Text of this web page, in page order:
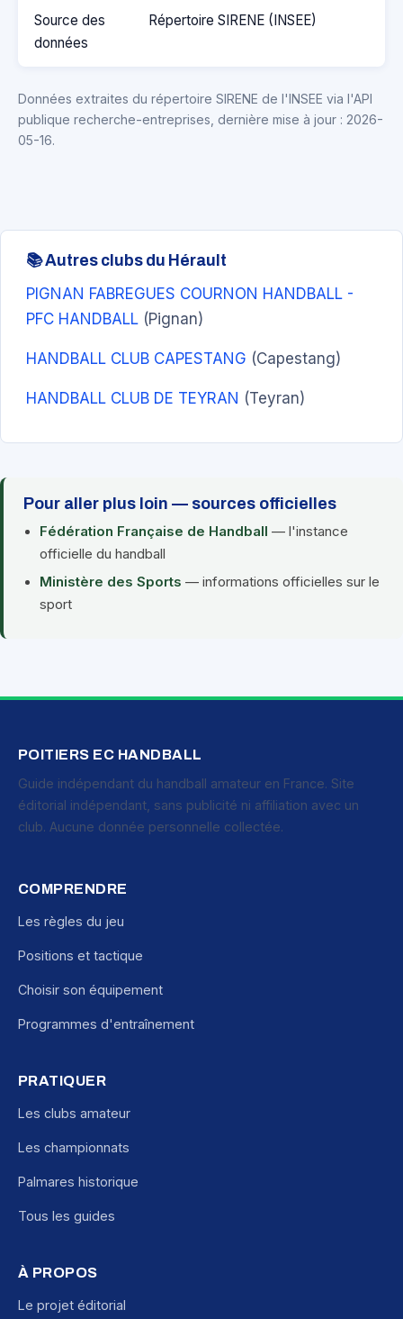
Source des
données
Répertoire SIRENE (INSEE)
Données extraites du répertoire SIRENE de l'INSEE via l'API
publique recherche-entreprises, dernière mise à jour : 2026-
05-16.
📚 Autres clubs du Hérault
PIGNAN FABREGUES COURNON HANDBALL -
PFC HANDBALL (Pignan)
HANDBALL CLUB CAPESTANG (Capestang)
HANDBALL CLUB DE TEYRAN (Teyran)
Pour aller plus loin — sources officielles
Fédération Française de Handball — l'instance
officielle du handball
Ministère des Sports — informations officielles sur le
sport
POITIERS EC HANDBALL
Guide indépendant du handball amateur en France. Site
éditorial indépendant, sans publicité ni affiliation avec un
club. Aucune donnée personnelle collectée.
COMPRENDRE
Les règles du jeu
Positions et tactique
Choisir son équipement
Programmes d'entraînement
PRATIQUER
Les clubs amateur
Les championnats
Palmares historique
Tous les guides
À PROPOS
Le projet éditorial